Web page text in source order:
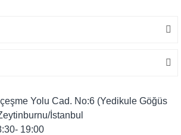
Yolu Cad. No:6 (Yedikule Göğüs
İstanbul
19:00